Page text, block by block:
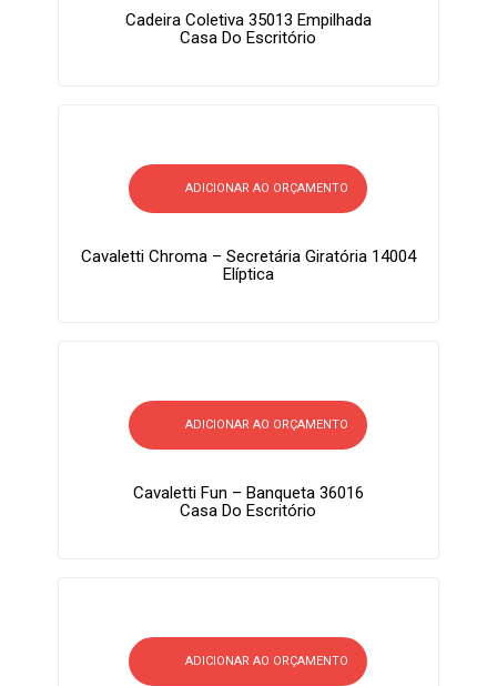
Cadeira Coletiva 35013 Empilhada
Casa Do Escritório
ADICIONAR AO ORÇAMENTO
Cavaletti Chroma – Secretária Giratória 14004
Elíptica
ADICIONAR AO ORÇAMENTO
Cavaletti Fun – Banqueta 36016
Casa Do Escritório
ADICIONAR AO ORÇAMENTO